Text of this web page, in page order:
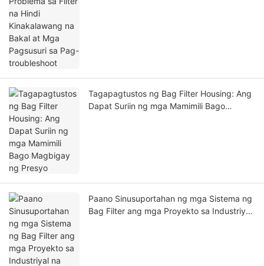
Tagapagtustos ng Bag Filter Housing: Ang
Dapat Suriin ng mga Mamimili Bago
Paano Sinusuportahan ng mga Sistema ng
Bag Filter ang mga Proyekto sa Industriyal